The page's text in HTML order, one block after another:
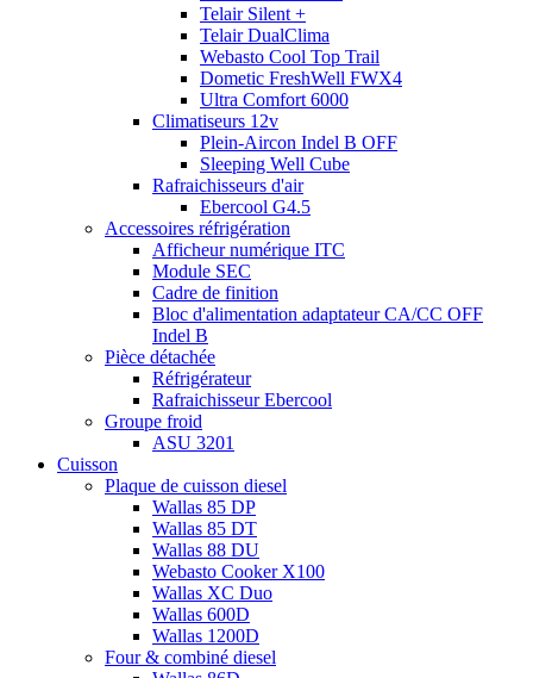
Telair Silent +
Telair DualClima
Webasto Cool Top Trail
Dometic FreshWell FWX4
Ultra Comfort 6000
Climatiseurs 12v
Plein-Aircon Indel B OFF
Sleeping Well Cube
Rafraichisseurs d'air
Ebercool G4.5
Accessoires réfrigération
Afficheur numérique ITC
Module SEC
Cadre de finition
Bloc d'alimentation adaptateur CA/CC OFF
Indel B
Pièce détachée
Réfrigérateur
Rafraichisseur Ebercool
Groupe froid
ASU 3201
Cuisson
Plaque de cuisson diesel
Wallas 85 DP
Wallas 85 DT
Wallas 88 DU
Webasto Cooker X100
Wallas XC Duo
Wallas 600D
Wallas 1200D
Four & combiné diesel